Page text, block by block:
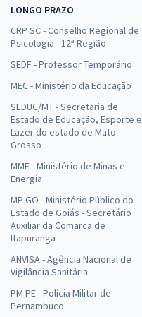
LONGO PRAZO
CRP SC - Conselho Regional de
Psicologia - 12ª Região
SEDF - Professor Temporário
MEC - Ministério da Educação
SEDUC/MT - Secretaria de
Estado de Educação, Esporte e
Lazer do estado de Mato
Grosso
MME - Ministério de Minas e
Energia
MP GO - Ministério Público do
Estado de Goiás - Secretário
Auxiliar da Comarca de
Itapuranga
ANVISA - Agência Nacional de
Vigilância Sanitária
PM PE - Polícia Militar de
Pernambuco